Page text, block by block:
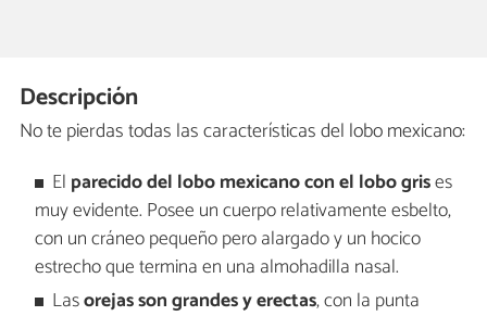
Descripción
No te pierdas todas las características del lobo mexicano:
El parecido del lobo mexicano con el lobo grises
muy evidente. Posee un cuerpo relativamente esbelto,
con un cráneo pequeño pero alargado y un hocico
estrecho que termina en una almohadilla nasal.
Lasorejas son grandes y erectas, con la punta